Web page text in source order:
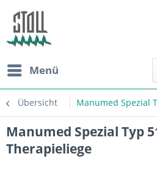
Menü
Übersicht Manumed Spezial
Manumed Spezial Typ
Therapieliege